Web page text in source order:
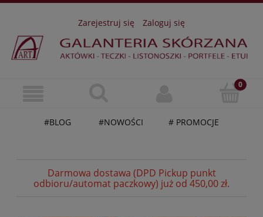
Zarejestruj się Zaloguj się
#BLOG #NOWOŚCI # PROMOCJE
Darmowa dostawa (DPD Pickup punkt
odbioru/automat paczkowy) już od 450,00 zł.